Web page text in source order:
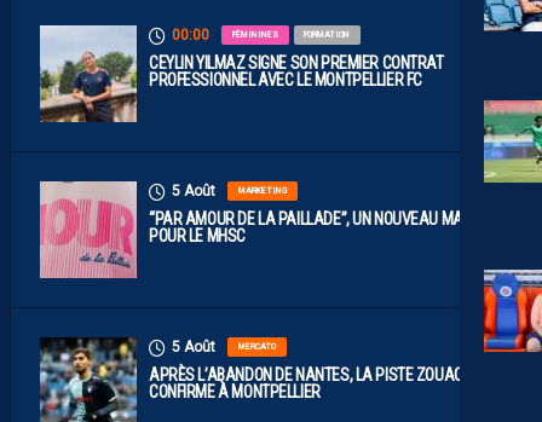
00:00 FÉMININES FORMATION
CEYLIN YILMAZ SIGNE SON PREMIER CONTRAT
PROFESSIONNEL AVEC LE MONTPELLIER FC
5 Août MARKETING
“PAR AMOUR DE LA PAILLADE”, UN NOUVEAU MAILLOT
POUR LE MHSC
5 Août MERCATO
APRÈS L’ABANDON DE NANTES, LA PISTE ZOUAOUI SE
CONFIRME À MONTPELLIER